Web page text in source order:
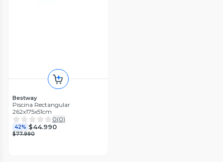
Bestway
Piscina Rectangular
262x175x51cm
0(0)
42% $44.990
$77.990